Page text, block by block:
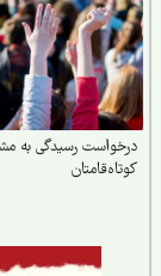
رسیدگی به مشکلات